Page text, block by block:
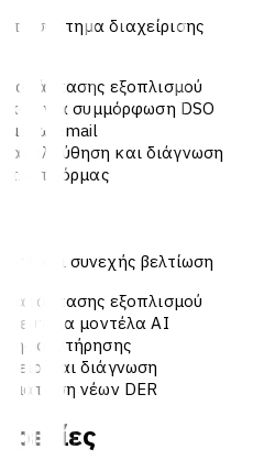
σύστημα διαχείρισης
εξοπλισμού
για συμμόρφωση DSO
μέσω email
και διάγνωση
πλατφόρμας
και συνεχής βελτίωση
εξοπλισμού
μοντέλα AI
συντήρησης
και διάγνωση
νέων DER